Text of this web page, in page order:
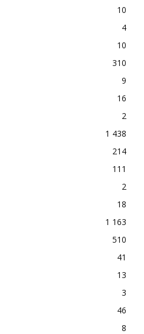
10
4
10
310
9
16
2
1 438
214
111
2
18
1 163
510
41
13
3
46
8